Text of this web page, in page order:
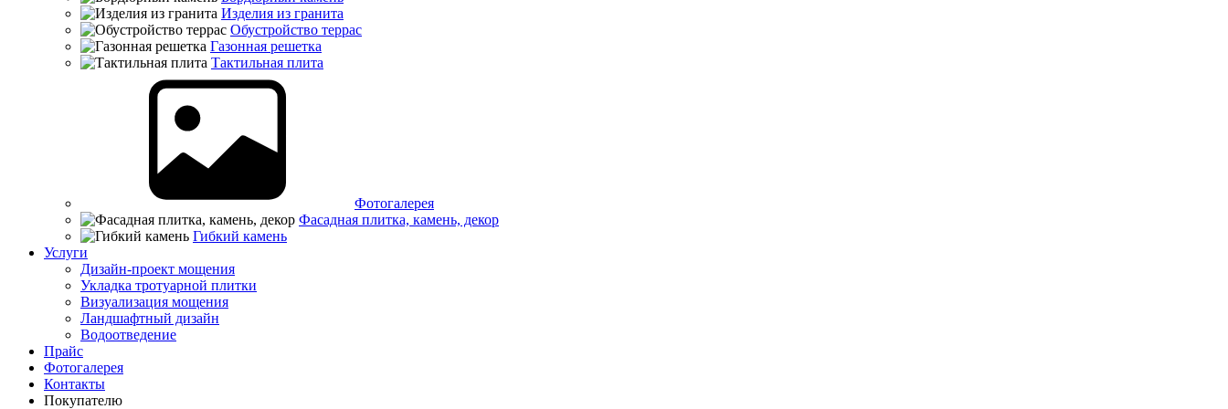
Изделия из гранита
Обустройство террас
Газонная решетка
Тактильная плита
Фотогалерея
Фасадная плитка, камень, декор
Гибкий камень
Услуги
Дизайн-проект мощения
Укладка тротуарной плитки
Визуализация мощения
Ландшафтный дизайн
Водоотведение
Прайс
Фотогалерея
Контакты
Покупателю